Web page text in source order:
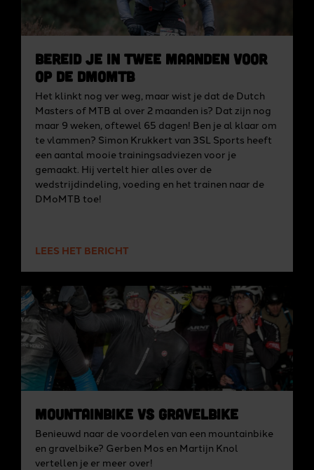
Bereid je in twee maanden voor
op de DMoMTB
Het klinkt nog ver weg, maar wist je dat de Dutch
Masters of MTB al over 2 maanden is? Dat zijn nog
maar 9 weken, oftewel 65 dagen! Ben je al klaar om
te vlammen? Simon Krukkert van 3SL Sports heeft
een aantal mooie trainingsadviezen voor je
gemaakt. Hij vertelt hier alles over de
wedstrijdindeling, voeding en het trainen naar de
DMoMTB toe!
LEES HET BERICHT
Mountainbike VS Gravelbike
Benieuwd naar de voordelen van een mountainbike
en gravelbike? Gerben Mos en Martijn Knol
vertellen je er meer over!